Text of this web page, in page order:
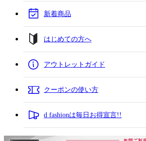
新着商品
はじめての方へ
アウトレットガイド
クーポンの使い方
d fashionは毎日お得宣言!!